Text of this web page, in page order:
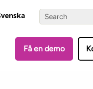
Få en demo